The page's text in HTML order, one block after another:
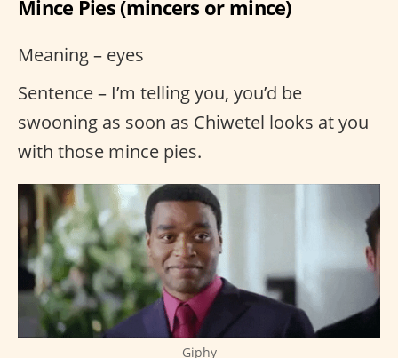
Mince Pies (mincers or mince)
Meaning – eyes
Sentence – I’m telling you, you’d be
swooning as soon as Chiwetel looks at you
with those mince pies.
Giphy